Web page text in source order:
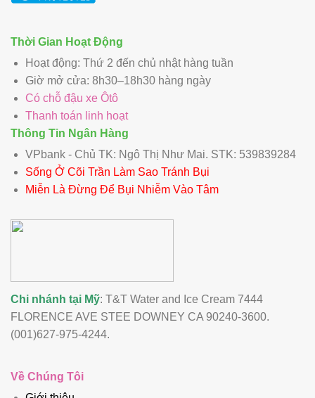
Thời Gian Hoạt Động
Hoạt động: Thứ 2 đến chủ nhật hàng tuần
Giờ mở cửa: 8h30–18h30 hàng ngày
Có chỗ đậu xe Ôtô
Thanh toán linh hoạt
Thông Tin Ngân Hàng
VPbank - Chủ TK: Ngô Thị Như Mai. STK: 539839284
Sống Ở Cõi Trần Làm Sao Tránh Bụi
Miễn Là Đừng Để Bụi Nhiễm Vào Tâm
Chi nhánh tại Mỹ: T&T Water and Ice Cream 7444
FLORENCE AVE STEE DOWNEY CA 90240-3600.
(001)627-975-4244.
Về Chúng Tôi